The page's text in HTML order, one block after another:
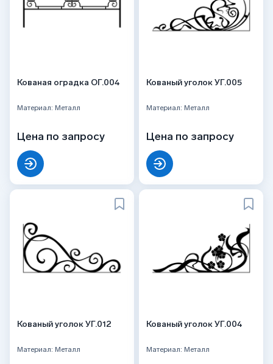
Кованая оградка ОГ.004
Материал: Металл
Цена по запросу
Кованый уголок УГ.005
Материал: Металл
Цена по запросу
Кованый уголок УГ.012
Материал: Металл
Кованый уголок УГ.004
Материал: Металл